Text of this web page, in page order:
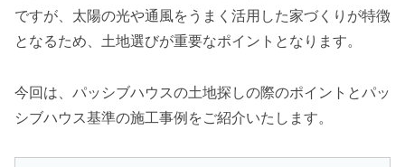
ですが、太陽の光や通風をうまく活用した家づくりが特徴
となるため、土地選びが重要なポイントとなります。
今回は、パッシブハウスの土地探しの際のポイントとパッ
シブハウス基準の施工事例をご紹介いたします。